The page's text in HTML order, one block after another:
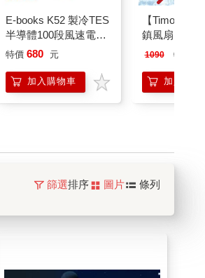
E-books K52 製冷TES
半導體100段風速電量
LED數位顯示手持風扇
特價 680 元
加入購物車
【Timo】月
鎮風扇(手持/
掛)TF-08(有
1090 特價
加入購物
篩選排序 圖片 條列